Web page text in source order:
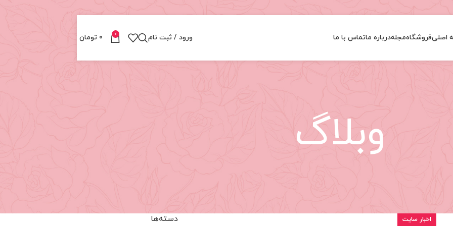
اصلیفروشگاهمجلهدرباره ماتماس با ما ورود / ثبت نام 0
0 تومان
وبلاگ
اخبار سایت دسته‌ها